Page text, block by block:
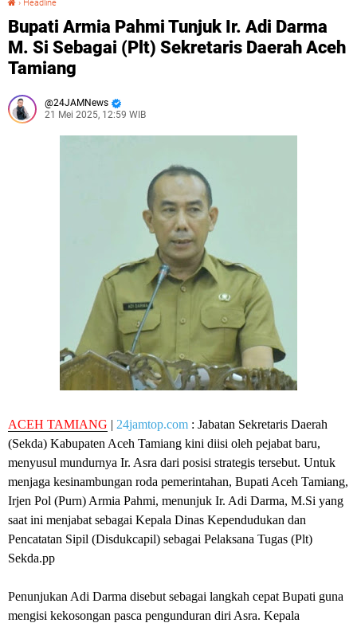
› Headline
Bupati Armia Pahmi Tunjuk Ir. Adi Darma
M. Si Sebagai (Plt) Sekretaris Daerah Aceh
Tamiang
24JAMNews
21 Mei 2025, 12:59 WIB
ACEH TAMIANG | 24jamtop.com : Jabatan Sekretaris Daerah
(Sekda) Kabupaten Aceh Tamiang kini diisi oleh pejabat baru,
menyusul mundurnya Ir. Asra dari posisi strategis tersebut. Untuk
menjaga kesinambungan roda pemerintahan, Bupati Aceh Tamiang,
Irjen Pol (Purn) Armia Pahmi, menunjuk Ir. Adi Darma, M.Si yang
saat ini menjabat sebagai Kepala Dinas Kependudukan dan
Pencatatan Sipil (Disdukcapil) sebagai Pelaksana Tugas (Plt)
Sekda.pp
Penunjukan Adi Darma disebut sebagai langkah cepat Bupati guna
mengisi kekosongan pasca pengunduran diri Asra. Kepala